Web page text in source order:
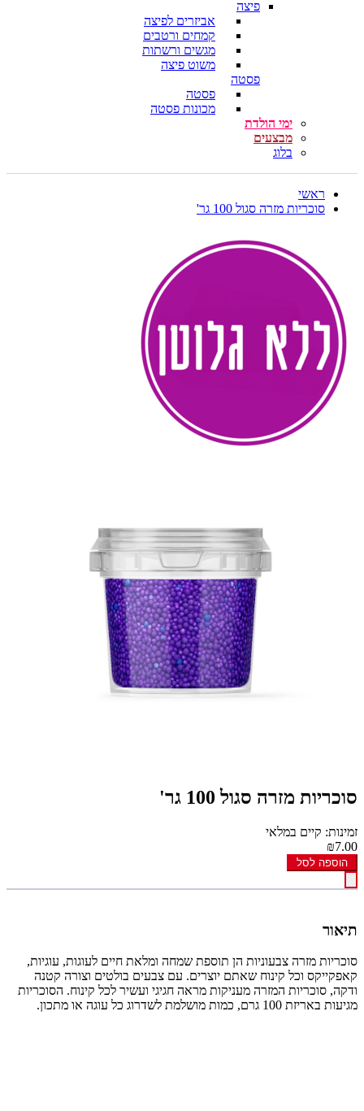
פיצה
אביזרים לפיצה
קמחים ורטבים
מגשים ורשתות
משוט פיצה
פסטה
פסטה
מכונות פסטה
ימי הולדת
מבצעים
בלוג
ראשי
סוכריות מזרה סגול 100 גר'
סוכריות מזרה סגול 100 גר'
זמינות: קיים במלאי
₪7.00
הוספה לסל
תיאור
סוכריות מזרה צבעוניות הן תוספת שמחה ומלאת חיים לעוגות, עוגיות,
קאפקייקס וכל קינוח שאתם יוצרים. עם צבעים בולטים וצורה קטנה
ודקה, סוכריות המזרה מעניקות מראה חגיגי ועשיר לכל קינוח. הסוכריות
מגיעות באריזת 100 גרם, כמות מושלמת לשדרוג כל עוגה או מתכון.